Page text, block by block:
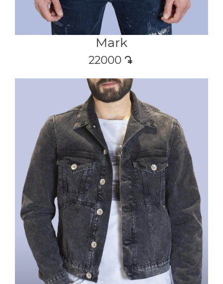
Mark
22000 դր․